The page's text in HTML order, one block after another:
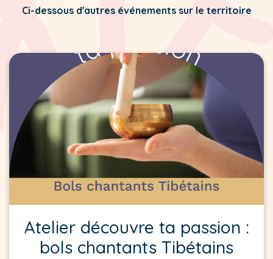
Ci-dessous d'autres événements sur le territoire
Atelier découvre ta passion :
bols chantants Tibétains